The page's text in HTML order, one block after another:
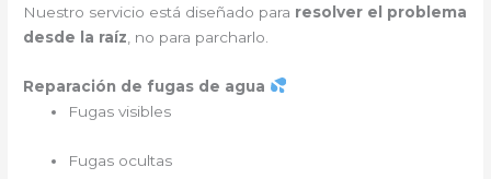
Nuestro servicio está diseñado para resolver el problema
desde la raíz , no para parcharlo.
Reparación de fugas de agua
Fugas visibles
Fugas ocultas